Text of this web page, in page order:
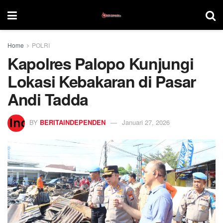
Home POLRI
Kapolres Palopo Kunjungi
Lokasi Kebakaran di Pasar
Andi Tadda
BY BERITAINDEPENDEN Januari 27, 2026